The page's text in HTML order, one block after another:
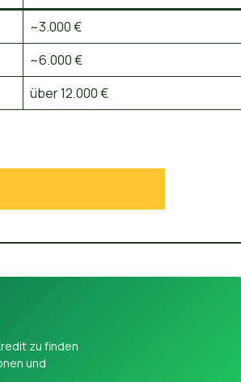
~3.000 €
~6.000 €
über 12.000 €
zu finden
und